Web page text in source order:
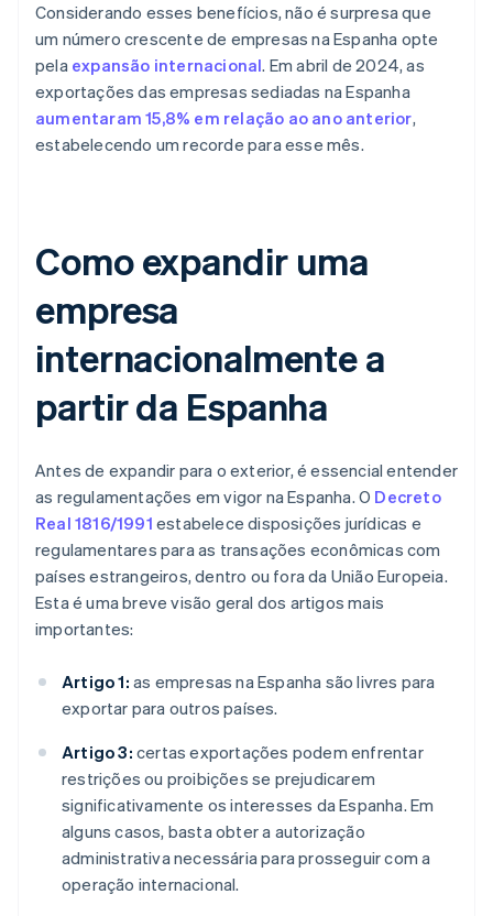
Considerando esses benefícios, não é surpresa que
um número crescente de empresas na Espanha opte
pela expansão internacional. Em abril de 2024, as
exportações das empresas sediadas na Espanha
aumentaram 15,8% em relação ao ano anterior,
estabelecendo um recorde para esse mês.
Como expandir uma
empresa
internacionalmente a
partir da Espanha
Antes de expandir para o exterior, é essencial entender
as regulamentações em vigor na Espanha. O Decreto
Real 1816/1991 estabelece disposições jurídicas e
regulamentares para as transações econômicas com
países estrangeiros, dentro ou fora da União Europeia.
Esta é uma breve visão geral dos artigos mais
importantes:
Artigo 1: as empresas na Espanha são livres para
exportar para outros países.
Artigo 3: certas exportações podem enfrentar
restrições ou proibições se prejudicarem
significativamente os interesses da Espanha. Em
alguns casos, basta obter a autorização
administrativa necessária para prosseguir com a
operação internacional.